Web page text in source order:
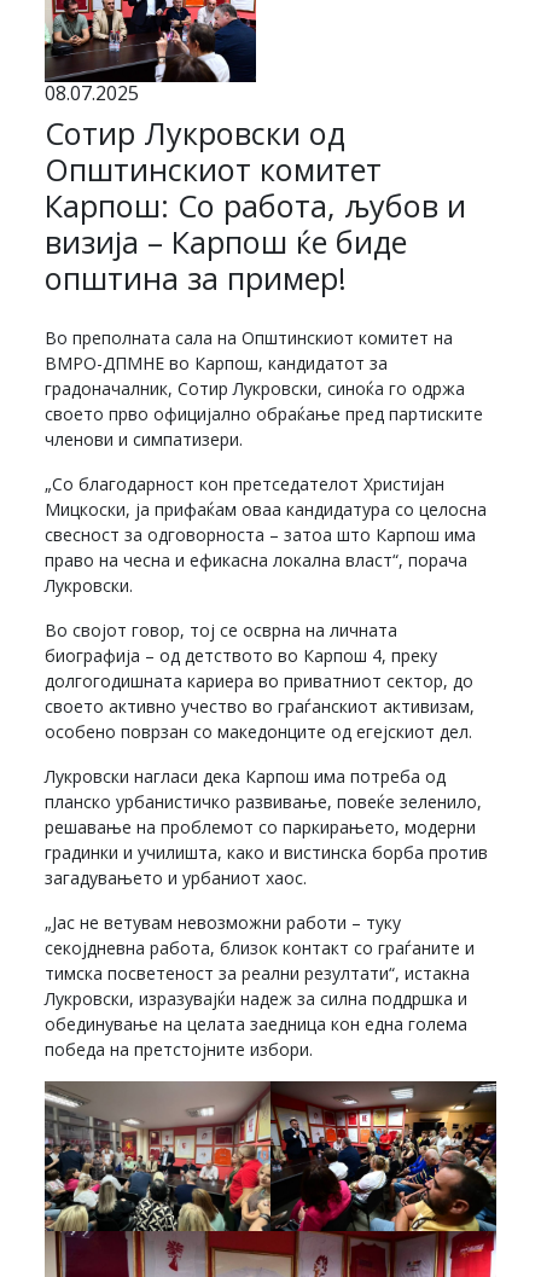
08.07.2025
Сотир Лукровски од
Општинскиот комитет
Карпош: Со работа, љубов и
визија – Карпош ќе биде
општина за пример!
Во преполната сала на Општинскиот комитет на
ВМРО-ДПМНЕ во Карпош, кандидатот за
градоначалник, Сотир Лукровски, синоќа го одржа
своето прво официјално обраќање пред партиските
членови и симпатизери.
„Со благодарност кон претседателот Христијан
Мицкоски, ја прифаќам оваа кандидатура со целосна
свесност за одговорноста – затоа што Карпош има
право на чесна и ефикасна локална власт“, порача
Лукровски.
Во својот говор, тој се осврна на личната
биографија – од детството во Карпош 4, преку
долгогодишната кариера во приватниот сектор, до
своето активно учество во граѓанскиот активизам,
особено поврзан со македонците од егејскиот дел.
Лукровски нагласи дека Карпош има потреба од
планско урбанистичко развивање, повеќе зеленило,
решавање на проблемот со паркирањето, модерни
градинки и училишта, како и вистинска борба против
загадувањето и урбаниот хаос.
„Јас не ветувам невозможни работи – туку
секојдневна работа, близок контакт со граѓаните и
тимска посветеност за реални резултати“, истакна
Лукровски, изразувајќи надеж за силна поддршка и
обединување на целата заедница кон една голема
победа на претстојните избори.